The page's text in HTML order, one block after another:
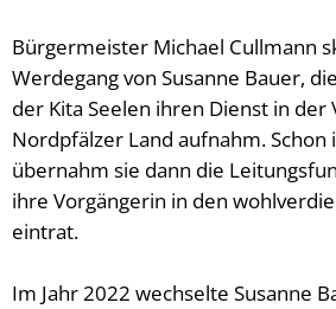
Bürgerbus
Bürgermeister Michael Cullmann
Werdegang von Susanne Bauer,
der Kita Seelen ihren Dienst in
Nordpfälzer Land aufnahm. Schon
übernahm sie dann die
ihre Vorgängerin in den
eintrat.
Im Jahr 2022 wechselte Susanne